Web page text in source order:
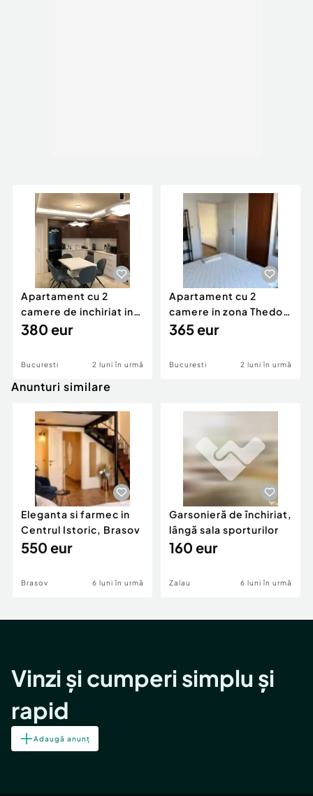
Apartament cu 2
camere de inchiriat in
zona Militari
380 eur
Bucuresti 2 luni în urmă
Apartament cu 2
camere in zona Thedor
Pallady
365 eur
Bucuresti 2 luni în urmă
Anunturi similare
Eleganta si farmec in
Centrul Istoric, Brasov
550 eur
Brasov 6 luni în urmă
Garsonieră de închiriat,
lângă sala sporturilor
160 eur
Zalau 6 luni în urmă
Vinzi și cumperi simplu și
rapid
Adaugă anunț